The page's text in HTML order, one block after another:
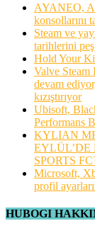
AYANEO,
konsollarını
Steam ve
tarihlerini
Hold Your
Valve Steam
devam
kızıştırıyor
Ubisoft,
Performans
KYLIAN
EYLÜL’DE
SPORTS
Microsoft,
profil
HUBOGI